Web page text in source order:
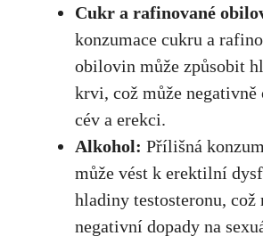
Cukr a rafinované
konzumace cukru a
obilovin může způsobit
krvi, což může
cév a erekci.
Alkohol: Přílišná
může vést k erektilní
hladiny testosteronu, což
negativní dopady na